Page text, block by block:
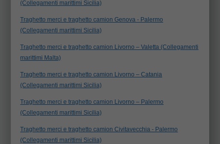
(Collegamenti marittimi Sicilia)
Traghetto merci e traghetto camion Genova - Palermo
(Collegamenti marittimi Sicilia)
Traghetto merci e traghetto camion Livorno – Valetta (Collegamenti
marittimi Malta)
Traghetto merci e traghetto camion Livorno – Catania
(Collegamenti marittimi Sicilia)
Traghetto merci e traghetto camion Livorno – Palermo
(Collegamenti marittimi Sicilia)
Traghetto merci e traghetto camion Civitavecchia - Palermo
(Collegamenti marittimi Sicilia)